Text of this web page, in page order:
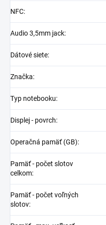
NFC:
Audio 3,5mm jack:
Dátové siete:
Značka:
Typ notebooku:
Displej - povrch:
Operačná pamäť (GB):
Pamäť - počet slotov
celkom:
Pamäť - počet voľných
slotov: